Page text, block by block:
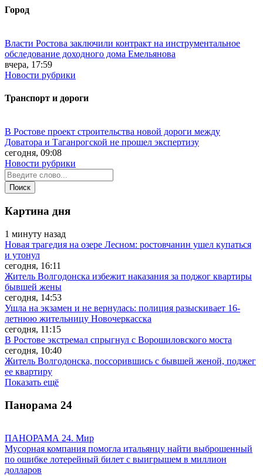
Город
Власти Ростова заключили контракт на инструментальное
обследование доходного дома Емельянова
вчера, 17:59
Новости рубрики
Транспорт и дороги
В Ростове проект строительства новой дороги между
Доватора и Таганрогской не прошел экспертизу
сегодня, 09:08
Новости рубрики
Картина дня
1 минуту назад
Новая трагедия на озере Лесном: ростовчанин ушел купаться
и утонул
сегодня, 16:11
Житель Волгодонска избежит наказания за поджог квартиры
бывшей жены
сегодня, 14:53
Ушла на экзамен и не вернулась: полиция разыскивает 16-
летнюю жительницу Новочеркасска
сегодня, 11:15
В Ростове экстремал спрыгнул с Ворошиловского моста
сегодня, 10:40
Житель Волгодонска, поссорившись с бывшей женой, поджег
ее квартиру
Показать ещё
Панорама 24
ПАНОРАМА 24. Мир
Мусорная компания помогла итальянцу найти выброшенный
по ошибке лотерейный билет с выигрышем в миллион
долларов